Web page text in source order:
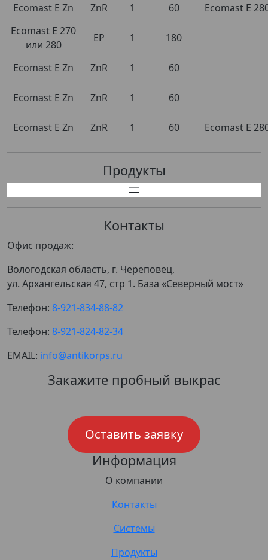
Ecomast E Zn ZnR 1 60
Ecomast E
Ecomast E 270
или 280
EP 1 180
Ecomast E Zn ZnR 1 60
Ecomast E Zn ZnR 1 60
Ecomast E Zn ZnR 1 60 Ecomast E
Продукты
Контакты
Офис продаж:
Вологодская область, г. Череповец,
ул. Архангельская 47, стр 1. База «Северный мост»
Телефон: 8-921-834-88-82
Телефон: 8-921-824-82-34
EMAIL: info@antikorps.ru
Закажите пробный выкрас
Оставить заявку
Информация
О компании
Контакты
Системы
Продукты